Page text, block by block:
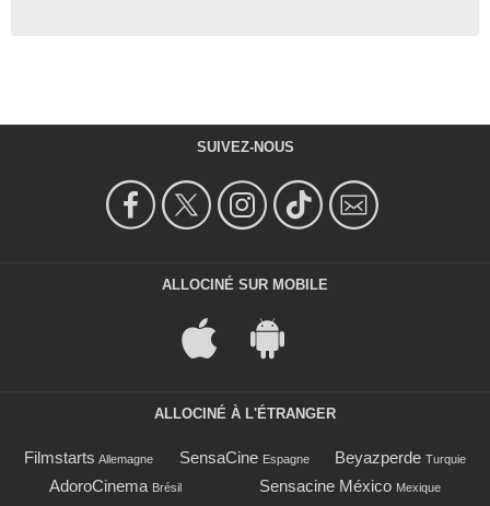
SUIVEZ-NOUS
ALLOCINÉ SUR MOBILE
ALLOCINÉ À L'ÉTRANGER
Filmstarts Allemagne SensaCine Espagne Beyazperde Turquie
AdoroCinema Brésil Sensacine México Mexique